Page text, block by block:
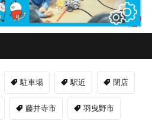
駐車場 駅近 閉店
藤井寺市 羽曳野市